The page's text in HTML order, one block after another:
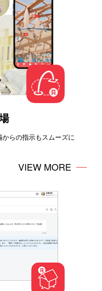
らの指示もスムーズに
VIEW MORE